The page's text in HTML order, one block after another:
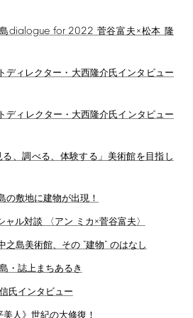
dialogue for 2022 菅谷富夫×松本 隆
ィレクター・大西隆介氏インタビュー
ィレクター・大西隆介氏インタビュー
、調べる、体験する」美術館を目指し
の敷地に建物が出現！
ル対談 〈アン ミカ×菅谷富夫〉
之島美術館、その "建物"のはなし
・誌上まちあるき
氏インタビュー
人》世紀の大修復！